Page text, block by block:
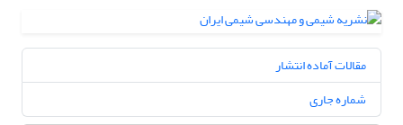
مقالات آماده انتشار
شماره جاری